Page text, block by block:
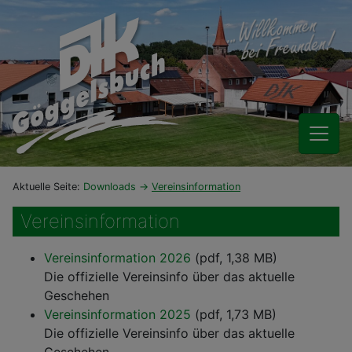
Aktuelle Seite: Downloads Vereinsinformation
Vereinsinformation
Vereinsinformation 2026 (pdf, 1,38 MB)
Die offizielle Vereinsinfo über das aktuelle
Geschehen
Vereinsinformation 2025 (pdf, 1,73 MB)
Die offizielle Vereinsinfo über das aktuelle